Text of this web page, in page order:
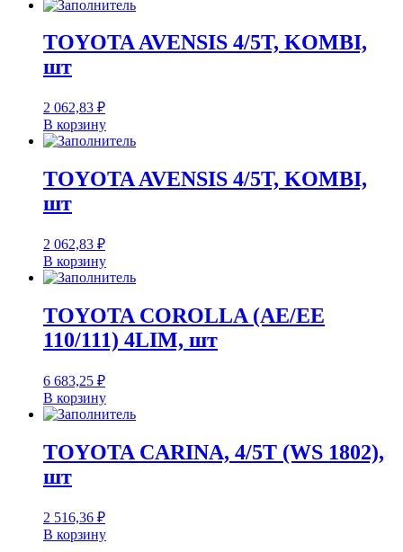
TOYOTA AVENSIS 4/5T, KOMBI,
шт
2 062,83 ₽
В корзину
TOYOTA AVENSIS 4/5T, KOMBI,
шт
2 062,83 ₽
В корзину
TOYOTA COROLLA (AE/EE
110/111) 4LIM, шт
6 683,25 ₽
В корзину
TOYOTA CARINA, 4/5T (WS 1802),
шт
2 516,36 ₽
В корзину